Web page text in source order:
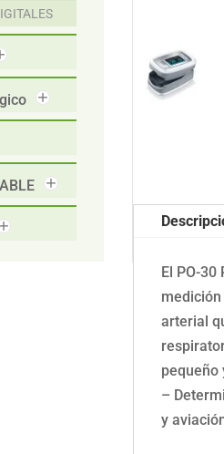
El PO-
arterial
pequeño
–
y
–